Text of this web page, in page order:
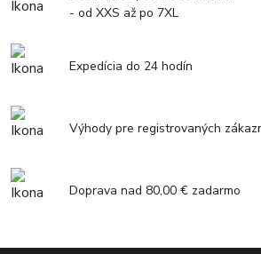
- od XXS až po 7XL
Expedícia do 24 hodín
Výhody pre registrovaných
Doprava nad 80,00 € zadarmo